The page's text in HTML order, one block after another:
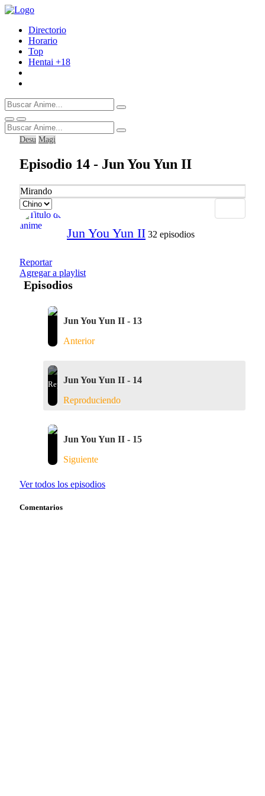
Directorio
Horario
Top
Hentai +18
Desu Magi
Episodio 14 - Jun You Yun II
Mirando
Jun You Yun II 32 episodios
Reportar
Agregar a playlist
Episodios
Jun You Yun II - 13
Anterior
Jun You Yun II - 14
Reproduciendo
Jun You Yun II - 15
Siguiente
Ver todos los episodios
Comentarios